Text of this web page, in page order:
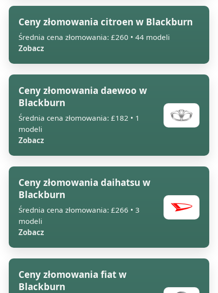
Ceny złomowania citroen w Blackburn
Średnia cena złomowania: £260 • 44 modeli
Zobacz
Ceny złomowania daewoo w
Blackburn
Średnia cena złomowania: £182 • 1
modeli
Zobacz
Ceny złomowania daihatsu w
Blackburn
Średnia cena złomowania: £266 • 3
modeli
Zobacz
Ceny złomowania fiat w
Blackburn